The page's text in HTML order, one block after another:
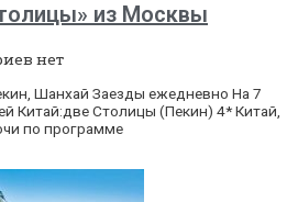
из Москвы
нет
Шанхай Заезды ежедневно На 7
Китай:две Столицы (Пекин) 4* Китай,
по программе